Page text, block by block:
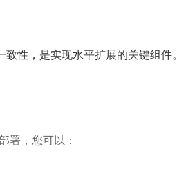
性，是实现水平扩展的关键组件。
署，您可以：